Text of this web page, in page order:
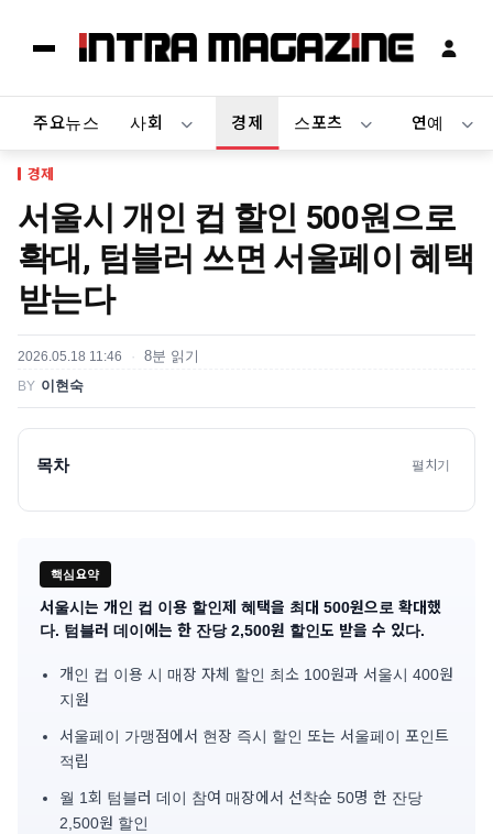
주요뉴스 사회 경제 스포츠 연예
경제
서울시 개인 컵 할인 500원으로
확대, 텀블러 쓰면 서울페이 혜택
받는다
2026.05.18 11:46
8분 읽기
BY 이현숙
목차 펼치기
핵심요약
기
심
서울시는 개인 컵 이용 할인제 혜택을 최대 500원으로 확대했
다. 텀블러 데이에는 한 잔당 2,500원 할인도 받을 수 있다.
개인 컵 이용 시 매장 자체 할인 최소 100원과 서울시 400원
지원
서울페이 가맹점에서 현장 즉시 할인 또는 서울페이 포인트
적립
월 1회 텀블러 데이 참여 매장에서 선착순 50명 한 잔당
2,500원 할인